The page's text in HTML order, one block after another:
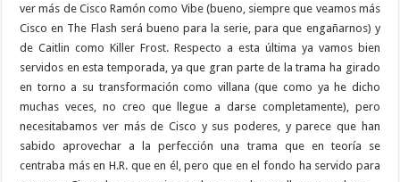
ver más de Cisco Ramón como Vibe (bueno, siempre que veamos más
Cisco en The Flash será bueno para la serie, para que engañarnos) y
de Caitlin como Killer Frost. Respecto a esta última ya vamos bien
servidos en esta temporada, ya que gran parte de la trama ha girado
en torno a su transformación como villana (que como ya he dicho
muchas veces, no creo que llegue a darse completamente), pero
necesitabamos ver más de Cisco y sus poderes, y parece que han
sabido aprovechar a la perfección una trama que en teoría se
centraba más en H.R. que en él, pero que en el fondo ha servido para